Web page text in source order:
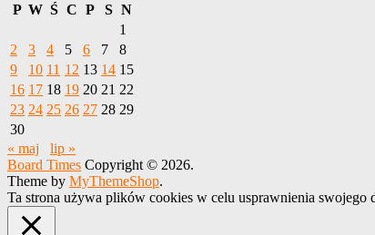
P W Ś C P S N
1
2
3 4 5 6 7
8
9
10 11 12 13 14 15
16 17 18 19 20 21 22
23 24 25 26 27 28 29
30
« maj
lip »
Board Times Copyright © 2026.
Theme by MyThemeShop.
Ta strona używa plików cookies w celu usprawnienia swojego